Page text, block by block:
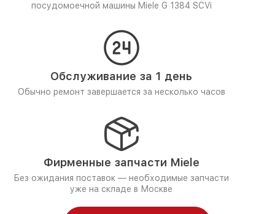
посудомоечной машины Miele G 1384 SCVi
Обслуживание за 1 день
Обычно ремонт завершается за несколько часов
Фирменные запчасти Miele
Без ожидания поставок — необходимые запчасти
уже на складе в Москве